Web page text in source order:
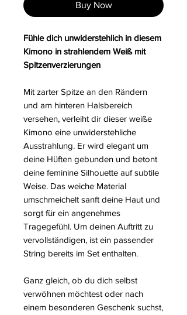
Buy Now
Fühle dich unwiderstehlich in diesem
Kimono in strahlendem Weiß mit
Spitzenverzierungen
Mit zarter Spitze an den Rändern
und am hinteren Halsbereich
versehen, verleiht dir dieser weiße
Kimono eine unwiderstehliche
Ausstrahlung. Er wird elegant um
deine Hüften gebunden und betont
deine feminine Silhouette auf subtile
Weise. Das weiche Material
umschmeichelt sanft deine Haut und
sorgt für ein angenehmes
Tragegefühl. Um deinen Auftritt zu
vervollständigen, ist ein passender
String bereits im Set enthalten.
Ganz gleich, ob du dich selbst
verwöhnen möchtest oder nach
einem besonderen Geschenk suchst,